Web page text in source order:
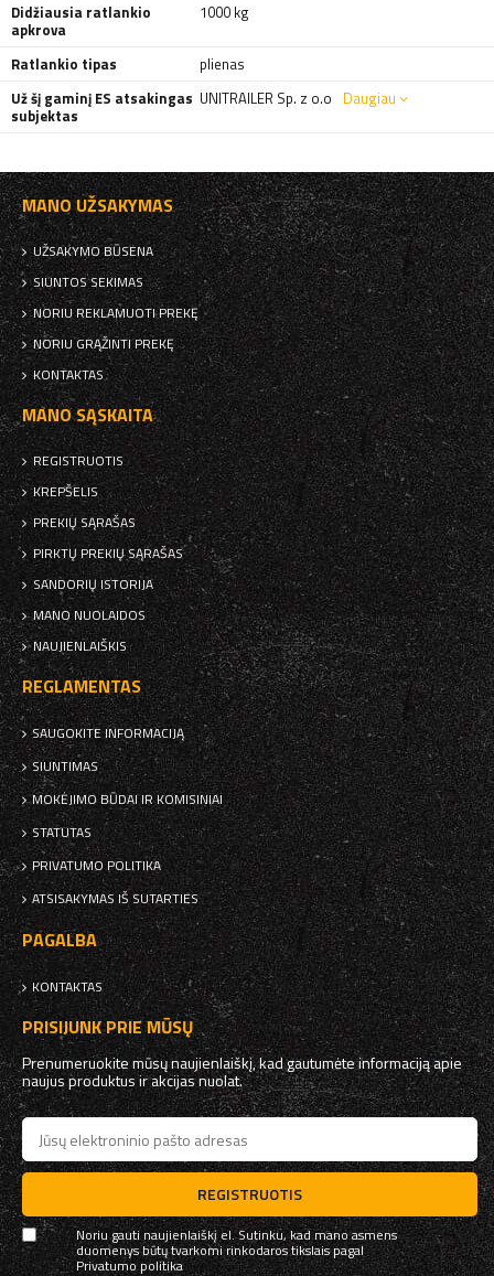
Didžiausia ratlankio
apkrova
1000 kg
Ratlankio tipas
plienas
Už šį gaminį ES atsakingas
subjektas
UNITRAILER Sp. z o.o Daugiau
MANO UŽSAKYMAS
UŽSAKYMO BŪSENA
SIUNTOS SEKIMAS
NORIU REKLAMUOTI PREKĘ
NORIU GRĄŽINTI PREKĘ
KONTAKTAS
MANO SĄSKAITA
REGISTRUOTIS
KREPŠELIS
PREKIŲ SĄRAŠAS
PIRKTŲ PREKIŲ SĄRAŠAS
SANDORIŲ ISTORIJA
MANO NUOLAIDOS
NAUJIENLAIŠKIS
REGLAMENTAS
SAUGOKITE INFORMACIJĄ
SIUNTIMAS
MOKĖJIMO BŪDAI IR KOMISINIAI
STATUTAS
PRIVATUMO POLITIKA
ATSISAKYMAS IŠ SUTARTIES
PAGALBA
KONTAKTAS
PRISIJUNK PRIE MŪSŲ
Prenumeruokite mūsų naujienlaiškį, kad gautumėte informaciją apie
naujus produktus ir akcijas nuolat.
REGISTRUOTIS
Noriu gauti naujienlaiškį el. Sutinku, kad mano asmens
duomenys būtų tvarkomi rinkodaros tikslais pagal
Privatumo politika